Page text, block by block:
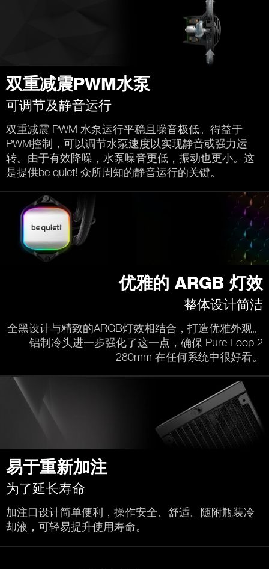
双重减震PWM水泵
可调节及静音运行
双重减震 PWM 水泵运行平稳且噪音极低。得益于
PWM控制，可以调节水泵速度以实现静音或强力运
转。由于有效降噪，水泵噪音更低，振动也更小。这
是提供be quiet! 众所周知的静音运行的关键。
优雅的 ARGB 灯效
整体设计简洁
全黑设计与精致的ARGB灯效相结合，打造优雅外观。
铝制冷头进一步强化了这一点，确保 Pure Loop 2
280mm 在任何系统中很好看。
易于重新加注
为了延长寿命
加注口设计简单便利，操作安全、舒适。随附瓶装冷
却液，可轻易提升使用寿命。